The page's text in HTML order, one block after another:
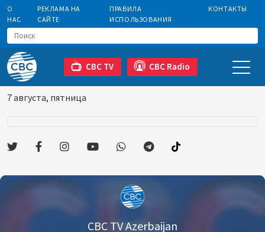
О
НАС
РЕКЛАМА НА
САЙТЕ
ПРАВИЛА
ИСПОЛЬЗОВАНИЯ
КОНТАКТЫ
CBC TV CBC Radio
7 августа, пятница
CBC TV Azerbaijan